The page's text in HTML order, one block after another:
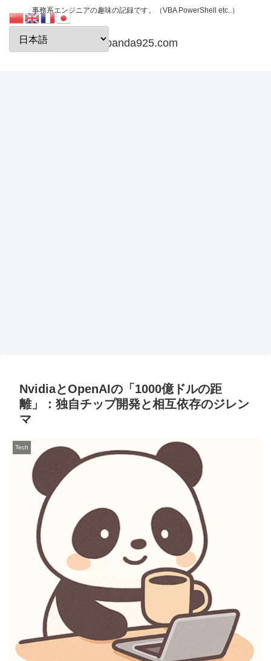
事務系エンジニアの趣味の記録です。（VBA PowerShell etc..）
papanda925.com
NvidiaとOpenAIの「1000億ドルの距
離」：独自チップ開発と相互依存のジレン
マ
Tech